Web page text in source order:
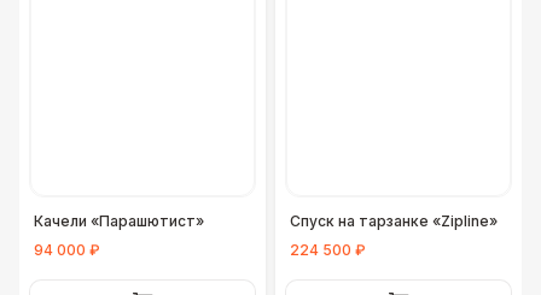
Качели «Парашютист»
94 000 ₽
Спуск на тарзанке «Zipline»
224 500 ₽